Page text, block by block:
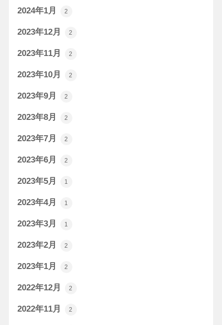
2024年1月 2
2023年12月 2
2023年11月 2
2023年10月 2
2023年9月 2
2023年8月 2
2023年7月 2
2023年6月 2
2023年5月 1
2023年4月 1
2023年3月 1
2023年2月 2
2023年1月 2
2022年12月 2
2022年11月 2